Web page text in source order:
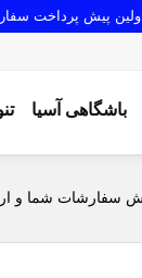
باشگاهی آسیا
سفارشات شما و